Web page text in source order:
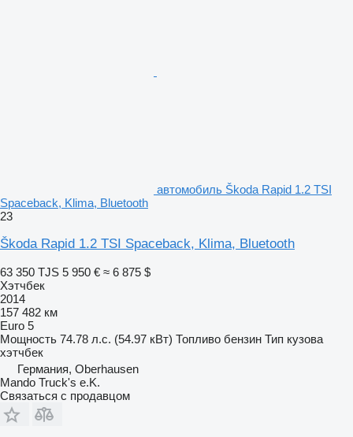
автомобиль Škoda Rapid 1.2 TSI
Spaceback, Klima, Bluetooth
23
Škoda Rapid 1.2 TSI Spaceback, Klima, Bluetooth
63 350 TJS 5 950 € ≈ 6 875 $
Хэтчбек
2014
157 482 км
Euro 5
Мощность 74.78 л.с. (54.97 кВт) Топливо бензин Тип кузова
хэтчбек
Германия, Oberhausen
Mando Truck's e.K.
Связаться с продавцом